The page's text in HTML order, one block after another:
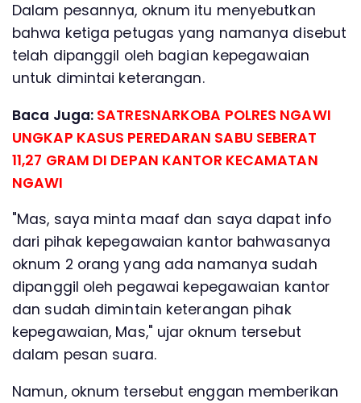
Dalam pesannya, oknum itu menyebutkan
bahwa ketiga petugas yang namanya disebut
telah dipanggil oleh bagian kepegawaian
untuk dimintai keterangan.
Baca Juga: SATRESNARKOBA POLRES NGAWI
UNGKAP KASUS PEREDARAN SABU SEBERAT
11,27 GRAM DI DEPAN KANTOR KECAMATAN
NGAWI
"Mas, saya minta maaf dan saya dapat info
dari pihak kepegawaian kantor bahwasanya
oknum 2 orang yang ada namanya sudah
dipanggil oleh pegawai kepegawaian kantor
dan sudah dimintain keterangan pihak
kepegawaian, Mas," ujar oknum tersebut
dalam pesan suara.
Namun, oknum tersebut enggan memberikan